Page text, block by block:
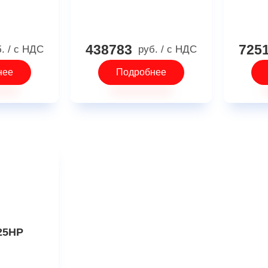
/ с НДС 438783 руб. / с НДС
Подробнее